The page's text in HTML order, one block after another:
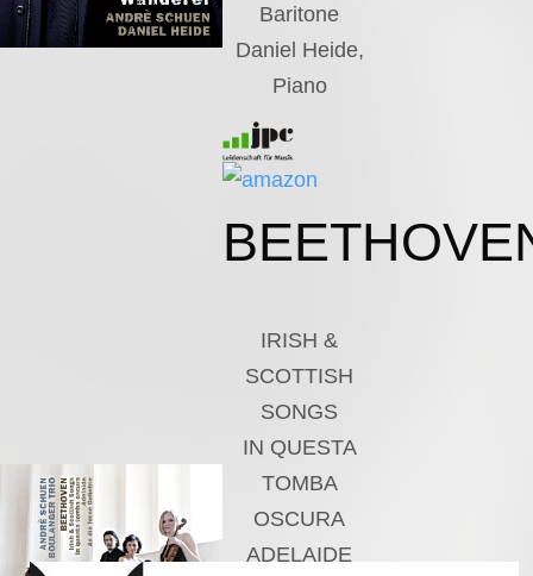
Baritone
Daniel Heide,
Piano
IRISH &
SCOTTISH
SONGS
IN QUESTA
TOMBA
OSCURA
ADELAIDE